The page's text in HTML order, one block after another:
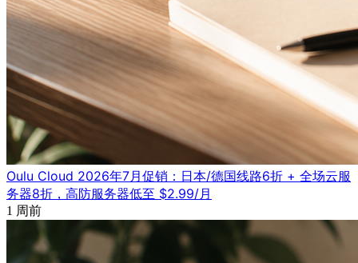
Oulu Cloud 2026年7月促销：日本/德国线路6折 + 全场云服
务器8折，高防服务器低至 $2.99/月
1 周前